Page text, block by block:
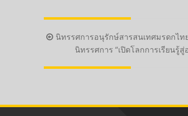
Post
navigation
นิทรรศการอนุรักษ์สารสนเทศมรดกไท
นิทรรศการ “เปิดโลกการเรียนรู้